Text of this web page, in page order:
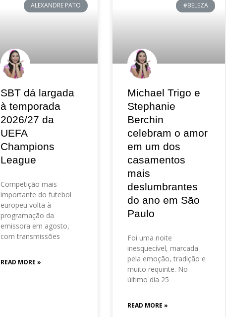
ALEXANDRE PATO
SBT dá largada
à temporada
2026/27 da
UEFA
Champions
League
Competição mais
importante do futebol
europeu volta à
programação da
emissora em agosto,
com transmissões
READ MORE »
#BELEZA
Michael Trigo e
Stephanie
Berchin
celebram o amor
em um dos
casamentos
mais
deslumbrantes
do ano em São
Paulo
Foi uma noite
inesquecível, marcada
pela emoção, tradição e
muito requinte. No
último dia 25
READ MORE »